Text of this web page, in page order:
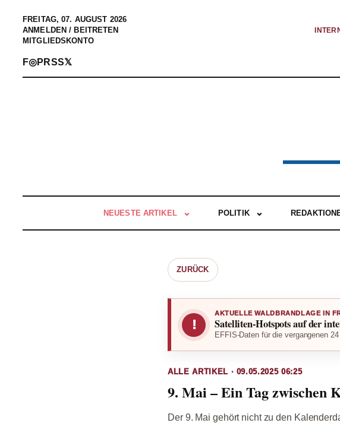
FREITAG, 07. AUGUST 2026
ANMELDEN / BEITRETEN
MITGLIEDSKONTO
F◎PRSS𝕏
NEUESTE ARTIKEL POLITIK
ZURÜCK
!
AKTUELLE WALDBRANDLAGE IN
Satelliten-Hotspots auf der
EFFIS-Daten für die vergangenen
ALLE ARTIKEL · 09.05.2025 06:25
9. Mai – Ein Tag zwischen
Der 9. Mai gehört nicht zu den